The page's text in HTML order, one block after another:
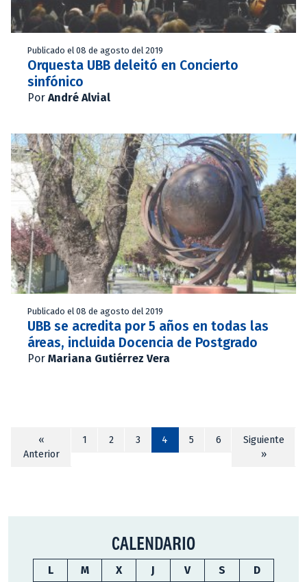
Publicado el 08 de agosto del 2019
Orquesta UBB deleitó en Concierto
sinfónico
Por André Alvial
Publicado el 08 de agosto del 2019
UBB se acredita por 5 años en todas las
áreas, incluida Docencia de Postgrado
Por Mariana Gutiérrez Vera
«
Anterior
1 2 3 4 5 6
Siguiente
»
CALENDARIO
L M X J V S
D